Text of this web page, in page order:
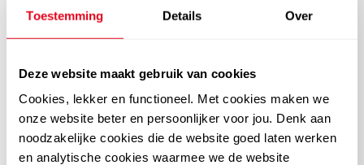
Toestemming Details Over
Deze website maakt gebruik van cookies
Cookies, lekker en functioneel. Met cookies maken we
onze website beter en persoonlijker voor jou. Denk aan
noodzakelijke cookies die de website goed laten werken
en analytische cookies waarmee we de website